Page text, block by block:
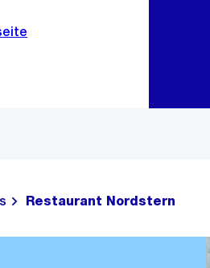
Restaurant Nordstern